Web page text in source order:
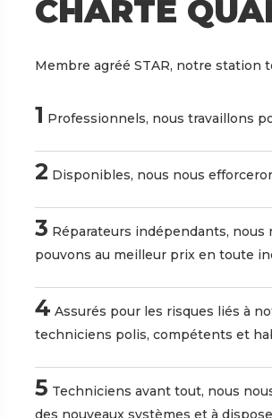
CHARTE
Membre agréé STAR, notre station
1 Professionnels, nous travaillons
2 Disponibles, nous nous
3 Réparateurs indépendants, nous
pouvons au meilleur prix en toute
4 Assurés pour les risques liés à
techniciens polis, compétents et
5 Techniciens avant tout, nous
des nouveaux systèmes et à